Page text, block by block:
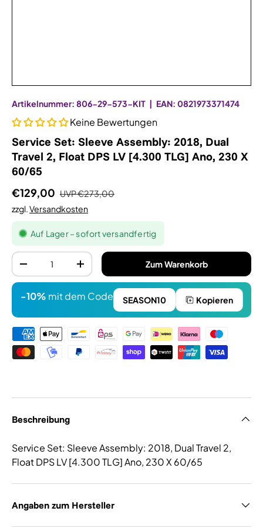
Artikelnummer: 806-29-573-KIT | EAN: 0821973371474
Keine Bewertungen
Service Set: Sleeve Assembly: 2018, Dual
Travel 2, Float DPS LV [4.300 TLG] Ano, 230 X
60/65
€129,00 UVP€273,00
zzgl.Versandkosten
Auf Lager – sofort versandfertig
Anzahl
-
+ Zum Warenkorb
-10% mit dem Code SEASON10 Kopieren
Zahlungsmethoden
Beschreibung
Service Set: Sleeve Assembly: 2018, Dual Travel 2,
Float DPS LV [4.300 TLG] Ano, 230 X 60/65
Angaben zum Hersteller